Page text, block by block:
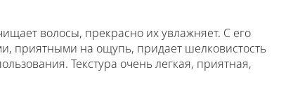
волосы, прекрасно их увлажняет. С его
приятными на ощупь, придает шелковистость
Текстура очень легкая, приятная,